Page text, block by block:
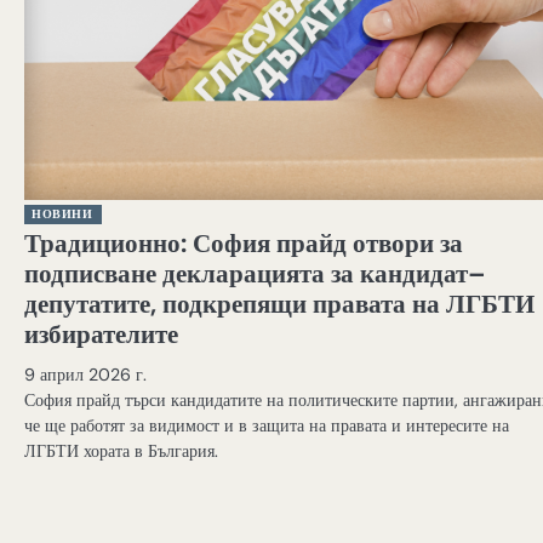
НОВИНИ
Традиционно: София прайд отвори за
подписване декларацията за кандидат–
депутатите, подкрепящи правата на ЛГБТИ
избирателите
9 април 2026 г.
София прайд търси кандидатите на политическите партии,
че ще работят за видимост и в защита на правата и интересите на
ЛГБТИ хората в България.